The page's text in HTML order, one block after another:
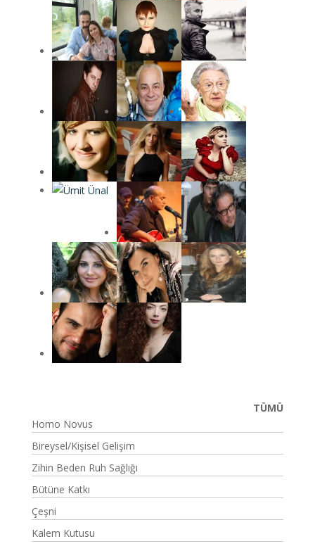
TÜMÜ
Homo Novus
Bireysel/Kişisel Gelişim
Zihin Beden Ruh Sağlığı
Bütüne Katkı
Çeşni
Kalem Kutusu